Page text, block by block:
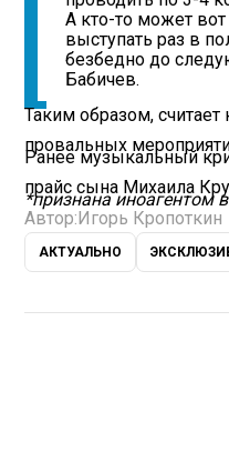
А кто-то может
выступать раз в
безбедно до
Бабичев.
Таким образом, считает
провальных
Ранее музыкальный
прайс сына Михаила
*признана иноагентом
Автор: Игорь Кропоткин
АКТУАЛЬНО